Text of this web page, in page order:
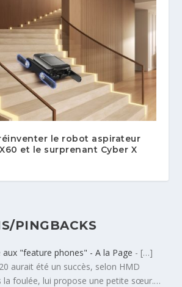
le robot aspirateur
et le surprenant Cyber X
PINGBACKS
"feature phones" - A la Page - […]
aurait été un succès, selon HMD
la foulée, lui propose une petite sœur.…